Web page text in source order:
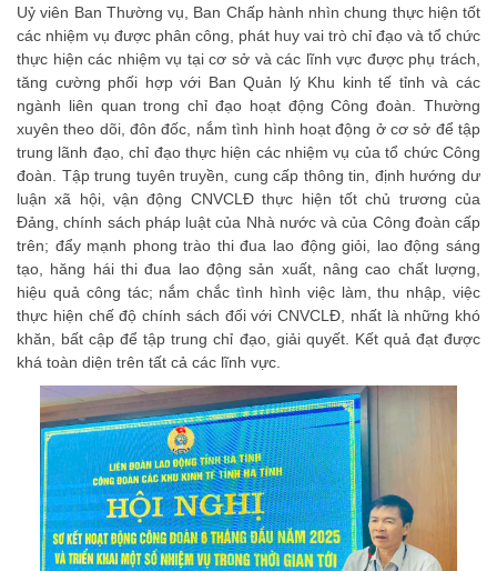
Uỷ viên Ban Thường vụ, Ban Chấp hành nhìn chung thực hiện tốt
các nhiệm vụ được phân công, phát huy vai trò chỉ đạo và tổ chức
thực hiện các nhiệm vụ tại cơ sở và các lĩnh vực được phụ trách,
tăng cường phối hợp với Ban Quản lý Khu kinh tế tỉnh và các
ngành liên quan trong chỉ đạo hoạt động Công đoàn. Thường
xuyên theo dõi, đôn đốc, nắm tình hình hoạt động ở cơ sở để tập
trung lãnh đạo, chỉ đạo thực hiện các nhiệm vụ của tổ chức Công
đoàn. Tập trung tuyên truyền, cung cấp thông tin, định hướng dư
luận xã hội, vận động CNVCLĐ thực hiện tốt chủ trương của
Đảng, chính sách pháp luật của Nhà nước và của Công đoàn cấp
trên; đẩy mạnh phong trào thi đua lao động giỏi, lao động sáng
tạo, hăng hái thi đua lao động sản xuất, nâng cao chất lượng,
hiệu quả công tác; nắm chắc tình hình việc làm, thu nhập, việc
thực hiện chế độ chính sách đối với CNVCLĐ, nhất là những khó
khăn, bất cập để tập trung chỉ đạo, giải quyết. Kết quả đạt được
khá toàn diện trên tất cả các lĩnh vực.